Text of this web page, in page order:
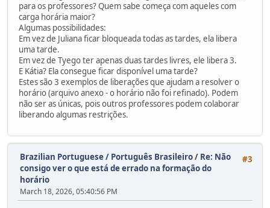
para os professores? Quem sabe começa com aqueles com
carga horária maior?
Algumas possibilidades:
Em vez de Juliana ficar bloqueada todas as tardes, ela libera
uma tarde.
Em vez de Tyego ter apenas duas tardes livres, ele libera 3.
E Kátia? Ela consegue ficar disponível uma tarde?
Estes são 3 exemplos de liberações que ajudam a resolver o
horário (arquivo anexo - o horário não foi refinado). Podem
não ser as únicas, pois outros professores podem colaborar
liberando algumas restrições.
#3
Brazilian Portuguese / Português Brasileiro/ Re: Não
consigo ver o que está de errado na formação do
horário
March 18, 2026, 05:40:56 PM